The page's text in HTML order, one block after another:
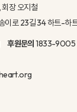
장 오지철
이로 23길 34 하트-하
후원문의1833-9005